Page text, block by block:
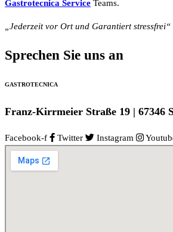
Gastrotecnica Service Teams.
„Jederzeit vor Ort und Garantiert stressfrei“
Sprechen Sie uns an
GASTROTECNICA
Franz-Kirrmeier Straße 19 | 67346
Facebook-f Twitter Instagram